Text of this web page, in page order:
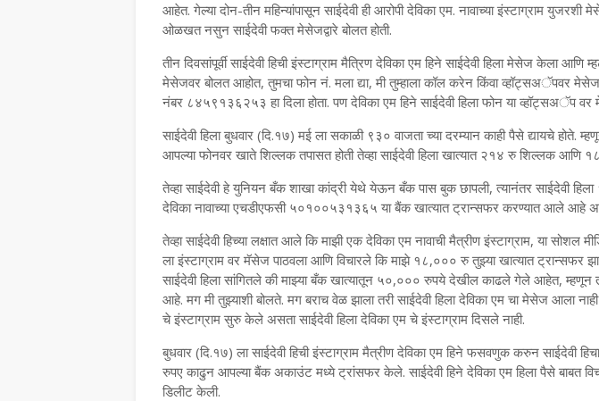
आहेत. गेल्या दोन-तीन महिन्यांपासून साईदेवी ही आरोपी देविका एम. नावाच्या इंस्टाग्राम युजरशी
ओळखत नसुन साईदेवी फक्त मेसेजद्वारे बोलत होती.
तीन दिवसांपूर्वी साईदेवी हिची इंस्टाग्राम मैत्रिण देविका एम हिने साईदेवी हिला मेसेज केला आणि
मेसेजवर बोलत आहोत, तुमचा फोन नं. मला द्या, मी तुम्हाला कॉल करेन किंवा व्हॉट्सअॅपवर
नंबर ८४५९१३६२५३ हा दिला होता. पण देविका एम हिने साईदेवी हिला फोन या व्हॉट्सअॅप वर
साईदेवी हिला बुधवार (दि.१७) मई ला सकाळी ९३० वाजता च्या दरम्यान काही पैसे द्यायचे
आपल्या फोनवर खाते शिल्लक तपासत होती तेव्हा साईदेवी हिला खात्यात २१४ रु शिल्लक आणि
तेव्हा साईदेवी हे युनियन बँक शाखा कांद्री येथे येऊन बँक पास बुक छापली, त्यानंतर साईदेवी
देविका नावाच्या एचडीएफसी ५०१००५३१३६५ या बैंक खात्यात ट्रान्सफर करण्यात आले
तेव्हा साईदेवी हिच्या लक्षात आले कि माझी एक देविका एम नावाची मैत्रीण इंस्टाग्राम, या
ला इंस्टाग्राम वर मॅसेज पाठवला आणि विचारले कि माझे १८,००० रु तुझ्या खात्यात ट्रान्सफर
साईदेवी हिला सांगितले की माझ्या बँक खात्यातून ५०,००० रुपये देखील काढले गेले आहेत,
आहे. मग मी तुझ्याशी बोलते. मग बराच वेळ झाला तरी साईदेवी हिला देविका एम चा मेसेज आला
चे इंस्टाग्राम सुरु केले असता साईदेवी हिला देविका एम चे इंस्टाग्राम दिसले नाही.
बुधवार (दि.१७) ला साईदेवी हिची इंस्टाग्राम मैत्रीण देविका एम हिने फसवणुक करुन साईदेवी
रुपए काढुन आपल्या बैंक अकाउंट मध्ये ट्रांसफर केले. साईदेवी हिने देविका एम हिला पैसे बाबत
डिलीट केली.